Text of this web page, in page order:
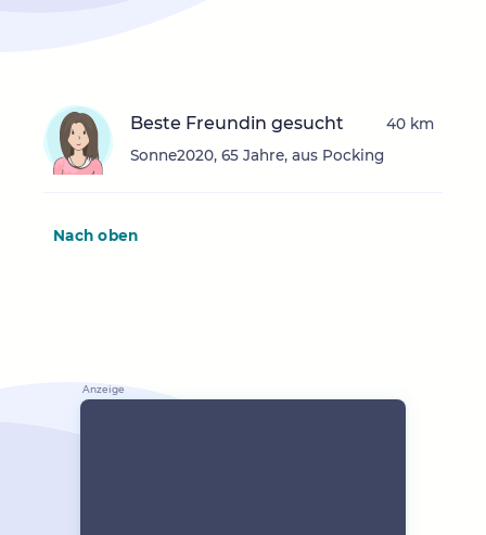
Beste Freundin gesucht
Sonne2020, 65 Jahre, aus Pocking
40 km
Nach oben